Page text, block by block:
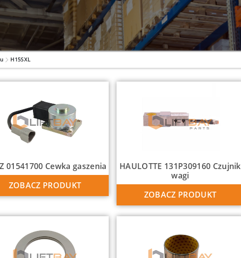
H15SXL
01541700 Cewka gaszenia
ZOBACZ PRODUKT
HAULOTTE 131P309160 Czujnik
wagi
ZOBACZ PRODUKT